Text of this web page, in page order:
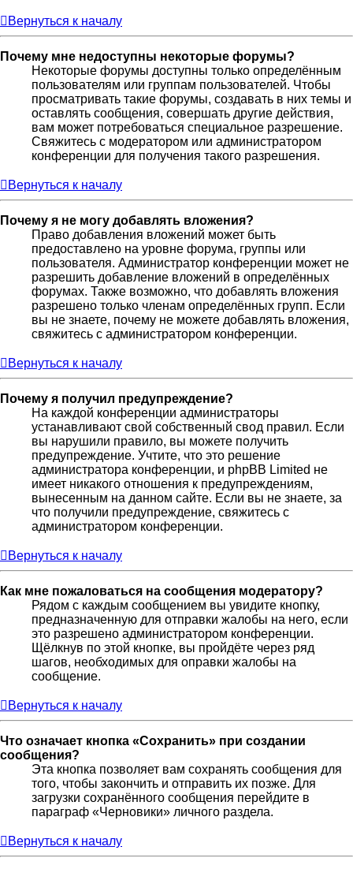
Вернуться к началу
Почему мне недоступны некоторые форумы?
Некоторые форумы доступны только определённым
пользователям или группам пользователей. Чтобы
просматривать такие форумы, создавать в них темы и
оставлять сообщения, совершать другие действия,
вам может потребоваться специальное разрешение.
Свяжитесь с модератором или администратором
конференции для получения такого разрешения.
Вернуться к началу
Почему я не могу добавлять вложения?
Право добавления вложений может быть
предоставлено на уровне форума, группы или
пользователя. Администратор конференции может не
разрешить добавление вложений в определённых
форумах. Также возможно, что добавлять вложения
разрешено только членам определённых групп. Если
вы не знаете, почему не можете добавлять вложения,
свяжитесь с администратором конференции.
Вернуться к началу
Почему я получил предупреждение?
На каждой конференции администраторы
устанавливают свой собственный свод правил. Если
вы нарушили правило, вы можете получить
предупреждение. Учтите, что это решение
администратора конференции, и phpBB Limited не
имеет никакого отношения к предупреждениям,
вынесенным на данном сайте. Если вы не знаете, за
что получили предупреждение, свяжитесь с
администратором конференции.
Вернуться к началу
Как мне пожаловаться на сообщения модератору?
Рядом с каждым сообщением вы увидите кнопку,
предназначенную для отправки жалобы на него, если
это разрешено администратором конференции.
Щёлкнув по этой кнопке, вы пройдёте через ряд
шагов, необходимых для оправки жалобы на
сообщение.
Вернуться к началу
Что означает кнопка «Сохранить» при создании
сообщения?
Эта кнопка позволяет вам сохранять сообщения для
того, чтобы закончить и отправить их позже. Для
загрузки сохранённого сообщения перейдите в
параграф «Черновики» личного раздела.
Вернуться к началу